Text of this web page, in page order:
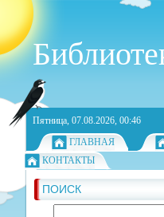
Пятница, 07.08.2026, 00:46
ГЛАВНАЯ
КОНТАКТЫ
ПОИСК